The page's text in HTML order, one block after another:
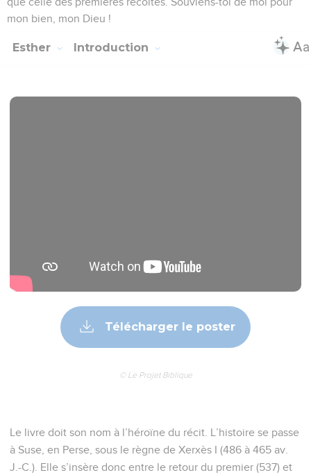
mon bien, mon Dieu !
Esther Introduction
Télécharger le poster
© Le Projet Biblique
Le livre doit son nom à l’héroïne du récit. L’histoire se passe
à Suse, en Perse, sous le règne de Xerxès I (486 à 465 av.
J.-C.). Elle s’insère donc entre le retour du premier (537) et